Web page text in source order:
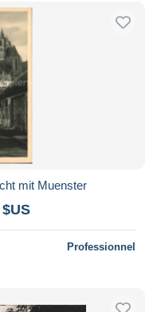
mit Muenster
Professionnel